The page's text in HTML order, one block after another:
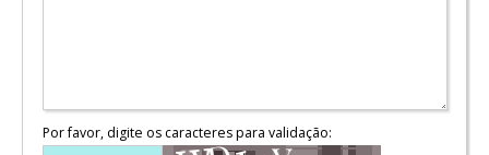
Por favor, digite os caracteres para validação: